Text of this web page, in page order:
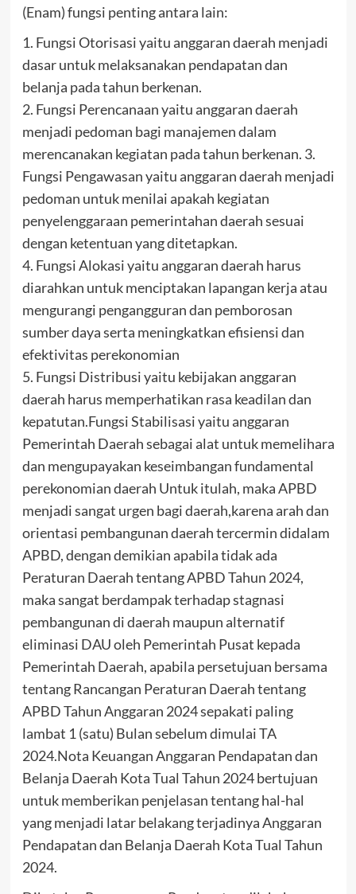
(Enam) fungsi penting antara lain:
1. Fungsi Otorisasi yaitu anggaran daerah menjadi
dasar untuk melaksanakan pendapatan dan
belanja pada tahun berkenan.
2. Fungsi Perencanaan yaitu anggaran daerah
menjadi pedoman bagi manajemen dalam
merencanakan kegiatan pada tahun berkenan. 3.
Fungsi Pengawasan yaitu anggaran daerah menjadi
pedoman untuk menilai apakah kegiatan
penyelenggaraan pemerintahan daerah sesuai
dengan ketentuan yang ditetapkan.
4. Fungsi Alokasi yaitu anggaran daerah harus
diarahkan untuk menciptakan lapangan kerja atau
mengurangi pengangguran dan pemborosan
sumber daya serta meningkatkan efisiensi dan
efektivitas perekonomian
5. Fungsi Distribusi yaitu kebijakan anggaran
daerah harus memperhatikan rasa keadilan dan
kepatutan.Fungsi Stabilisasi yaitu anggaran
Pemerintah Daerah sebagai alat untuk memelihara
dan mengupayakan keseimbangan fundamental
perekonomian daerah Untuk itulah, maka APBD
menjadi sangat urgen bagi daerah,karena arah dan
orientasi pembangunan daerah tercermin didalam
APBD, dengan demikian apabila tidak ada
Peraturan Daerah tentang APBD Tahun 2024,
maka sangat berdampak terhadap stagnasi
pembangunan di daerah maupun alternatif
eliminasi DAU oleh Pemerintah Pusat kepada
Pemerintah Daerah, apabila persetujuan bersama
tentang Rancangan Peraturan Daerah tentang
APBD Tahun Anggaran 2024 sepakati paling
lambat 1 (satu) Bulan sebelum dimulai TA
2024.Nota Keuangan Anggaran Pendapatan dan
Belanja Daerah Kota Tual Tahun 2024 bertujuan
untuk memberikan penjelasan tentang hal-hal
yang menjadi latar belakang terjadinya Anggaran
Pendapatan dan Belanja Daerah Kota Tual Tahun
2024.